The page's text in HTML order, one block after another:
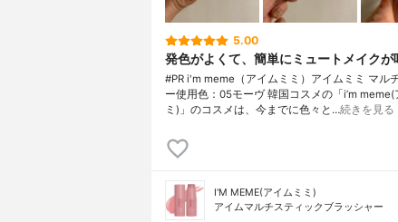
5.00
発色がよくて、簡単にミュートメイクが
#PR i'm meme（アイムミミ）アイムミミ マル
ー使用色：05モーヴ 韓国コスメの「i’m meme(
ミ)」のコスメは、今までに色々と…続きを見る
I'M MEME(アイムミミ)
アイムマルチスティックブラッシャー